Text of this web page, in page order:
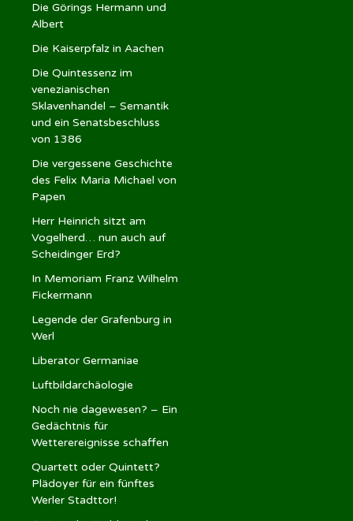
Die Görings Hermann und
Albert
Die Kaiserpfalz in Aachen
Die Quintessenz im
venezianischen
Sklavenhandel – Semantik
und ein Senatsbeschluss
von 1386
Die vergessene Geschichte
des Felix Maria Michael von
Papen
Herr Heinrich sitzt am
Vogelherd… nun auch auf
Scheidinger Erd?
In Memoriam Franz Wilhelm
Fickermann
Legende der Grafenburg in
Werl
Liberator Germaniae
Luftbildarchäologie
Noch nie dagewesen? – Ein
Gedächtnis für
Wetterereignisse schaffen
Quartett oder Quintett?
Plädoyer für ein fünftes
Werler Stadttor!